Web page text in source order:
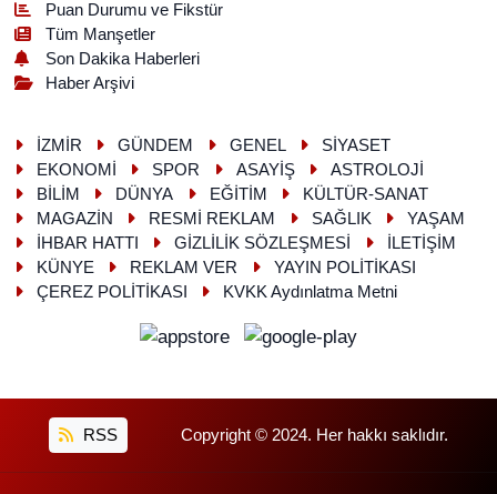
Puan Durumu ve Fikstür
Tüm Manşetler
Son Dakika Haberleri
Haber Arşivi
İZMİR GÜNDEM GENEL
SİYASET
EKONOMİ
SPOR ASAYİŞ
ASTROLOJİ
BİLİM
DÜNYA EĞİTİM
KÜLTÜR-SANAT
MAGAZİN
RESMİ REKLAM SAĞLIK
YAŞAM
İHBAR HATTI
GİZLİLİK SÖZLEŞMESİ
İLETİŞİM
KÜNYE
REKLAM VER
YAYIN POLİTİKASI
ÇEREZ POLİTİKASI
KVKK Aydınlatma Metni
RSS Copyright © 2024. Her hakkı saklıdır.